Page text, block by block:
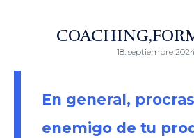
COACHING
18. septiembre
En general,
enemigo de tu